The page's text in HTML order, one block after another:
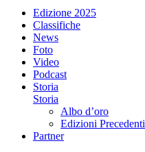
Edizione 2025
Classifiche
News
Foto
Video
Podcast
Storia
Storia
Albo d’oro
Edizioni Precedenti
Partner